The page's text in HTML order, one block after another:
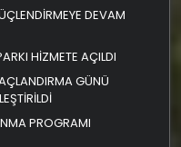
DEVAM
HİZMETE AÇILDI
GÜNÜ
PROGRAMI